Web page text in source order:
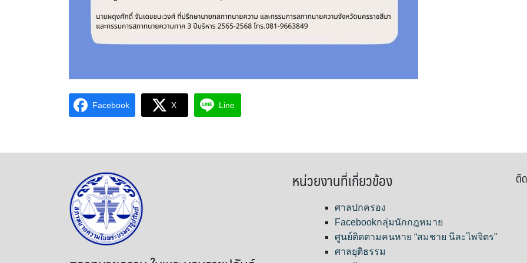
Facebook X Line
หน่วยงานที่เกี่ยวข้อง
ศาลปกครอง
Facebookกลุ่มนักกฎหมาย
ศูนย์ติดตามคนหาย “สมชาย นีละไพจิตร”
ศาลยุติธรรม
ติ